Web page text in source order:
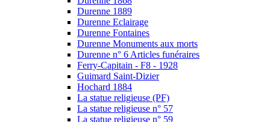
Durenne 1889
Durenne Eclairage
Durenne Fontaines
Durenne Monuments aux morts
Durenne n° 6 Articles funéraires
Ferry-Capitain - F8 - 1928
Guimard Saint-Dizier
Hochard 1884
La statue religieuse (PF)
La statue religieuse n° 57
La statue religieuse n° 59